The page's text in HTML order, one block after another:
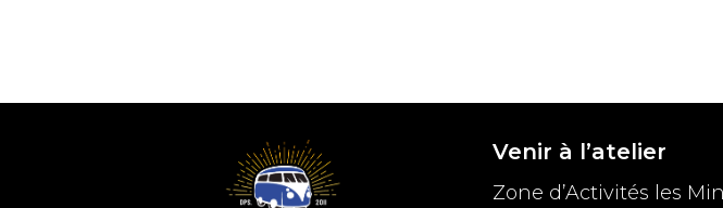
Venir à l’atelier
Zone d’Activités les